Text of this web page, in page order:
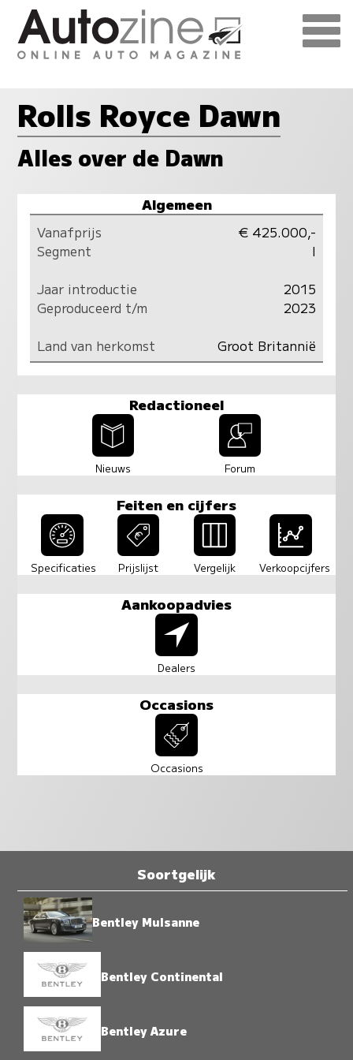
Rolls Royce Dawn
Alles over de Dawn
Algemeen
Vanafprijs
€ 425.000,-
Segment
I
Jaar introductie
2015
Geproduceerd t/m
2023
Land van herkomst
Groot Britannië
Redactioneel
Nieuws Forum
Feiten en cijfers
Specificaties Prijslijst Vergelijk Verkoopcijfers
Aankoopadvies
Dealers
Occasions
Occasions
Soortgelijk
Bentley Mulsanne
Bentley Continental
Bentley Azure